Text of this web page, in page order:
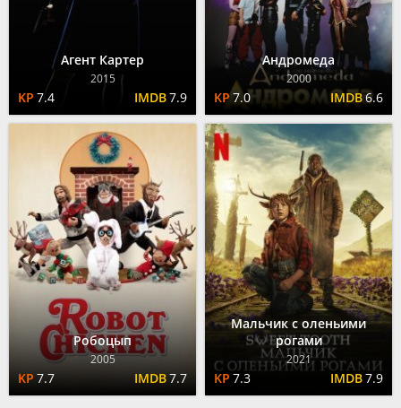
Агент Картер
2015
7.4 7.9
Андромеда
2000
7.0 6.6
Робоцып
2005
7.7 7.7
Мальчик с оленьими
рогами
2021
7.3 7.9